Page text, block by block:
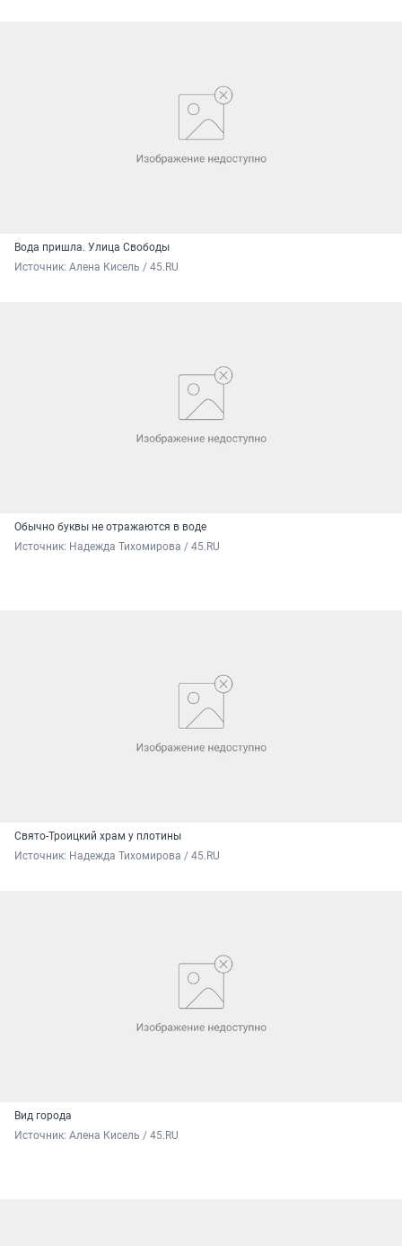
Вода пришла. Улица Свободы
Источник: Алена Кисель / 45.RU
Обычно буквы не отражаются в воде
Источник: Надежда Тихомирова / 45.RU
Свято-Троицкий храм у плотины
Источник: Надежда Тихомирова / 45.RU
Вид города
Источник: Алена Кисель / 45.RU